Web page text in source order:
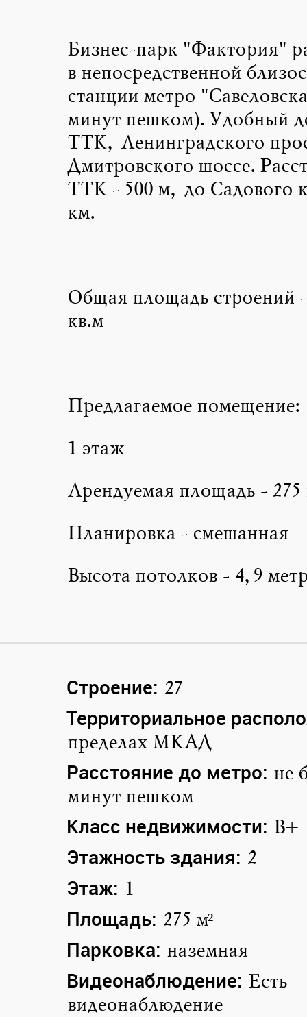
Бизнес-парк "Фактория"
в непосредственной
станции метро
минут пешком). Удобный
ТТК, Ленинградского
Дмитровского шоссе.
ТТК - 500 м, до Садового
км.
Общая площадь строений -
кв.м
Предлагаемое помещение:
1 этаж
Арендуемая площадь - 275
Планировка - смешанная
Высота потолков - 4,9
Строение: 27
Территориальное
пределах МКАД
Расстояние до метро: не
минут пешком
Класс недвижимости: B+
Этажность здания: 2
Этаж: 1
Площадь: 275 м²
Парковка: наземная
Видеонаблюдение: Есть
видеонаблюдение